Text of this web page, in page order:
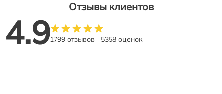
Отзывы клиентов
4.91799 отзывов 5358 оценок